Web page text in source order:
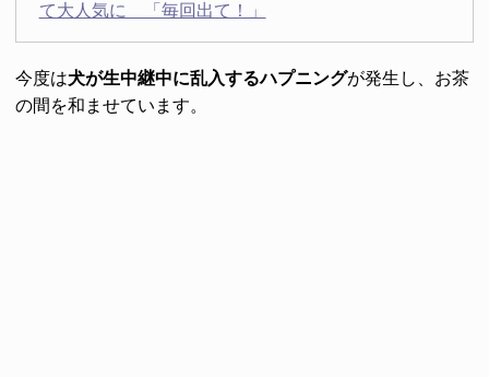
て大人気に 「毎回出て！」
今度は犬が生中継中に乱入するハプニングが発生し、お茶
の間を和ませています。